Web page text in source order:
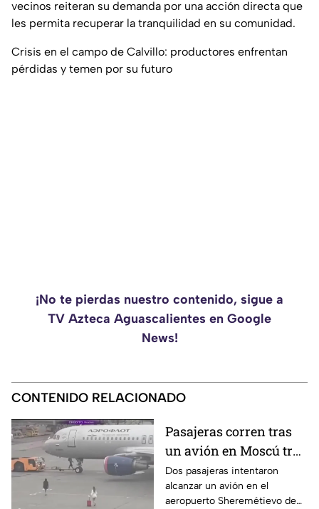
vecinos reiteran su demanda por una acción directa que
les permita recuperar la tranquilidad en su comunidad.
Crisis en el campo de Calvillo: productores enfrentan
pérdidas y temen por su futuro
¡No te pierdas nuestro contenido, sigue a
TV Azteca Aguascalientes en Google
News!
CONTENIDO RELACIONADO
Pasajeras corren tras
un avión en Moscú tras
llegar tarde a su vuelo
Dos pasajeras intentaron
alcanzar un avión en el
aeropuerto Sheremétievo de